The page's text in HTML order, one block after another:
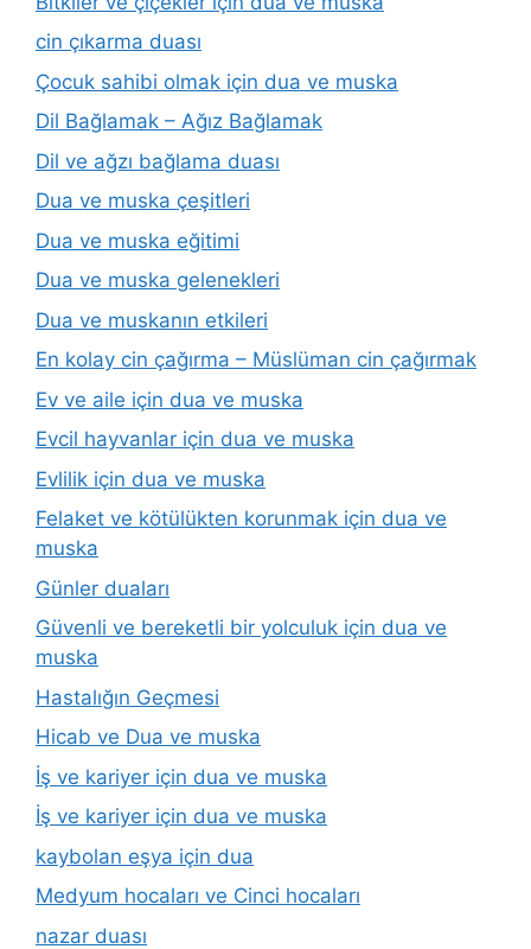
cin çıkarma duası
Çocuk sahibi olmak için dua ve muska
Dil Bağlamak – Ağız Bağlamak
Dil ve ağzı bağlama duası
Dua ve muska çeşitleri
Dua ve muska eğitimi
Dua ve muska gelenekleri
Dua ve muskanın etkileri
En kolay cin çağırma – Müslüman cin çağırmak
Ev ve aile için dua ve muska
Evcil hayvanlar için dua ve muska
Evlilik için dua ve muska
Felaket ve kötülükten korunmak için dua ve
muska
Günler duaları
Güvenli ve bereketli bir yolculuk için dua ve
muska
Hastalığın Geçmesi
Hicab ve Dua ve muska
İş ve kariyer için dua ve muska
İş ve kariyer için dua ve muska
kaybolan eşya için dua
Medyum hocaları ve Cinci hocaları
nazar duası